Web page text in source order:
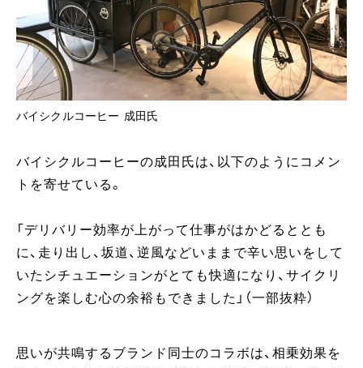
バイシクルコーヒー 成田氏
バイシクルコーヒーの成田氏は、以下のようにコメン
トを寄せている。
「デリバリー効率が上がって仕事がはかどるととも
に、走り出し、坂道、逆風などいままで辛い思いをして
いたシチュエーションがとても快適になり、サイクリ
ングを楽しむ心の余裕もできました」（一部抜粋）
思いが共鳴するブランド同士のコラボは、相乗効果を